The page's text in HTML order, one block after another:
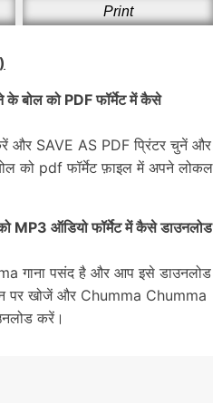
Print
बोल को PDF फॉर्मेट में कैसे
और SAVE AS PDF प्रिंटर चुनें और
को pdf फॉर्मेट फ़ाइल में अपने लोकल
MP3 ऑडियो फॉर्मेट में कैसे डाउनलोड
गाना पसंद है और आप इसे डाउनलोड
पर खोजें और Chumma Chumma
करें।